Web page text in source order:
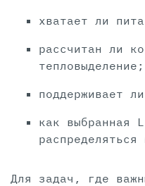
хватает ли
рассчитан ли
тепловыделение;
поддерживает
как выбранная
распределяться
Для задач, где